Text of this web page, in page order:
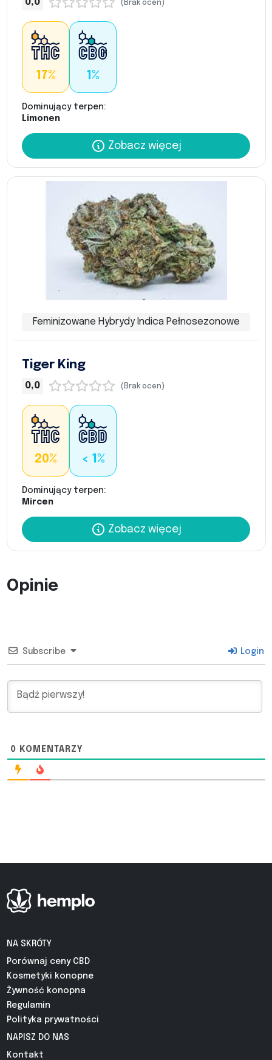
0,0 (Brak ocen)
17% 1%
Dominujący terpen:
Limonen
Zobacz więcej
Feminizowane Hybrydy Indica Pełnosezonowe
Tiger King
0,0 (Brak ocen)
20% < 1%
Dominujący terpen:
Mircen
Zobacz więcej
Opinie
Subscribe Login
0 KOMENTARZY
NA SKRÓTY
Porównaj ceny CBD
Kosmetyki konopne
Żywność konopna
Regulamin
Polityka prywatności
NAPISZ DO NAS
Kontakt